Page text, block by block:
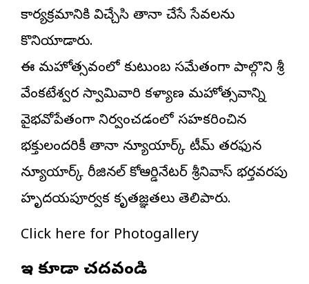
కార్యక్రమానికి విచ్చేసి తానా చేసే సేవలను
కొనియాడారు.
ఈ మహోత్సవంలో కుటుంబ సమేతంగా పాల్గొని శ్రీ
వేంకటేశ్వర స్వామివారి కళ్యాణ మహోత్సవాన్ని
వైభవోపేతంగా నిర్వహించడంలో సహకరించిన
భక్తులందరికీ తానా న్యూయార్క్ టీమ్ తరఫున
న్యూయార్క్ రీజినల్ కోఆర్డినేటర్ శ్రీనివాస్ భర్తవరపు
హృదయపూర్వక కృతజ్ఞతలు తెలిపారు.
Click here for Photogallery
ఇవి కూడా చదవండి